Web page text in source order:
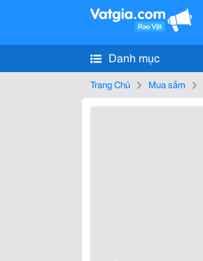
Danh mục
Trang Chủ Mua sắm